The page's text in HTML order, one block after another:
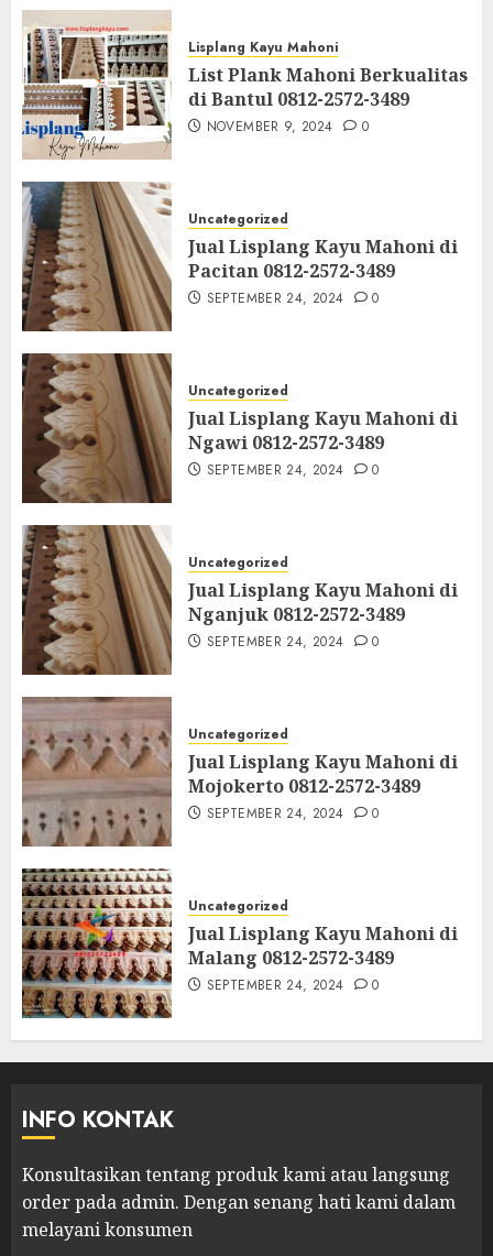
Lisplang Kayu Mahoni
List Plank Mahoni Berkualitas
di Bantul 0812-2572-3489
NOVEMBER 9, 2024 0
Uncategorized
Jual Lisplang Kayu Mahoni di
Pacitan 0812-2572-3489
SEPTEMBER 24, 2024 0
Uncategorized
Jual Lisplang Kayu Mahoni di
Ngawi 0812-2572-3489
SEPTEMBER 24, 2024 0
Uncategorized
Jual Lisplang Kayu Mahoni di
Nganjuk 0812-2572-3489
SEPTEMBER 24, 2024 0
Uncategorized
Jual Lisplang Kayu Mahoni di
Mojokerto 0812-2572-3489
SEPTEMBER 24, 2024 0
Uncategorized
Jual Lisplang Kayu Mahoni di
Malang 0812-2572-3489
SEPTEMBER 24, 2024 0
INFO KONTAK
Konsultasikan tentang produk kami atau langsung
order pada admin. Dengan senang hati kami dalam
melayani konsumen